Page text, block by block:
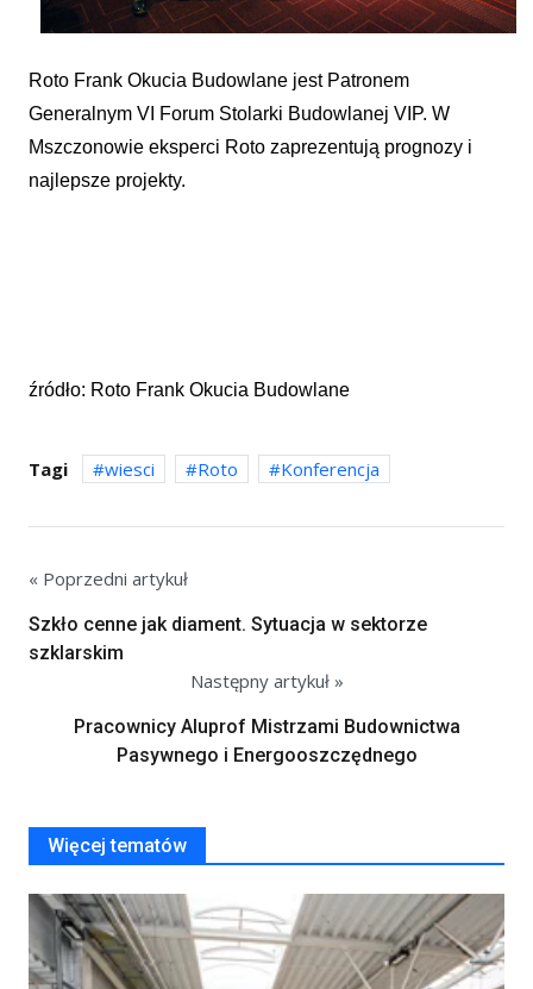
Roto Frank Okucia Budowlane jest Patronem
Generalnym VI Forum Stolarki Budowlanej VIP. W
Mszczonowie eksperci Roto zaprezentują prognozy i
najlepsze projekty.
źródło: Roto Frank Okucia Budowlane
Tagi wiesci Roto Konferencja
« Poprzedni artykuł
Szkło cenne jak diament. Sytuacja w sektorze
szklarskim
Następny artykuł »
Pracownicy Aluprof Mistrzami Budownictwa
Pasywnego i Energooszczędnego
Więcej tematów